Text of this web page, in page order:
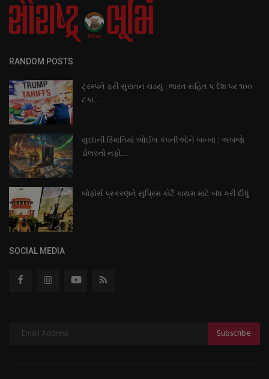
RANDOM POSTS
ટ્રમ્પને ફરી સુરાતન ચડયું : ભારત સહિત ૫ દેશ પર ૧૦૦
ટકા...
યુધ્ધની સ્થિતિમાં ઓઈલ કંપનીઓને બખ્ખા : અબજાે
ડોલરનો નફો...
બોફોર્સ પ્રકરણને સુપ્રિમ કોર્ટે કાયમ માટે બંધ કરી દીધું
SOCIAL MEDIA
Subscribe